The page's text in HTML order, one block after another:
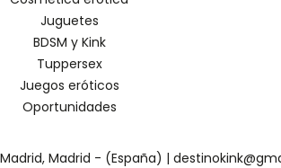
Juguetes
BDSM y Kink
Tuppersex
Juegos eróticos
Oportunidades
Madrid - (España) |